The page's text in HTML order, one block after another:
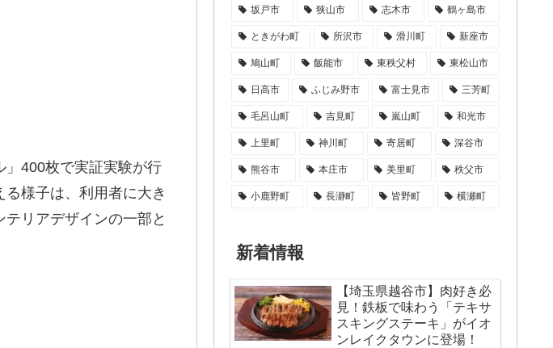
」400枚で実証実験が行
様子は、利用者に大き
リアデザインの一部と
坂戸市 狭山市 志木市 鶴ヶ島市
ときがわ町 所沢市 滑川町 新座市
鳩山町 飯能市 東秩父村 東松山市
日高市 ふじみ野市 富士見市 三芳町
毛呂山町 吉見町 嵐山町 和光市
上里町 神川町 寄居町 深谷市
熊谷市 本庄市 美里町 秩父市
小鹿野町 長瀞町 皆野町 横瀬町
新着情報
【埼玉県越谷市】肉好き必
見！鉄板で味わう「テキサ
スキングステーキ」がイオ
ンレイクタウンに登場！